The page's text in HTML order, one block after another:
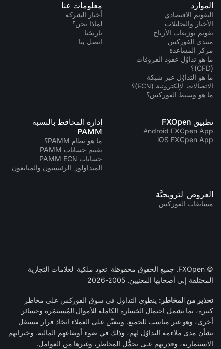
الموارد
التقويم الاقتصادي
الأخبار والتحليلات
تقويم توزيعات الأرباح
منتدى الفوركس
مركز المساعدة
ما هو تداوُل عقود الفروقات
(CFD)؟
ما هو التداوُل عبر شبكة
الاتصالات الإلكترونية (ECN)؟
ما هو وسيط الفوركس؟
معلومات عنا
أخبار الشركة
لماذا نحن؟
تاريخنا
اتصل بنا
تطبيق FXOpen
Android FXOpen App
iOS FXOpen App
إدارة المحافظ بالنسبة
PAMM
ما هو نظام PAMM؟
تقييم حسابات PAMM
حسابات PAMM ECN
المتداولون الرئيسيون والمتابعون
العروض الترويجيَّة
مسابقات الفوركس
© FXOpen. جميع الحقوق محفوظة. تعود ملكية العلامات التجارية
المختلفة إلى أصحابها المعنيين. 2005-2026
تحذير من المخاطر: ينطوي التداول في سوق الفوركس على مخاطر
كبيرة، بما يشمل احتمال الخسارة الكاملة للأموال المُستثمَرة وخسائر
أخرى، وهو غير مناسب للجميع. ويتعيَّن على العملاء اتخاذ قرار مستقل
بشأن مدى ملاءمة التداوُل لهم، وذلك في ضوء أوضاعهم المالية، وخبراتهم
الاستثمارية، وقدرتهم على تحمُّل المخاطر، وغيرها من العوامل.